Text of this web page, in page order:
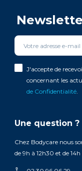
J'accepte de
concernant les
de Confidentialité.
Une question ?
Chez Bodycare nous
de 9h à 12h30 et de 14h